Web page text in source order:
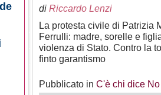
di Riccardo Lenzi
La protesta civile di Patrizia
Ferrulli: madre, sorelle e
violenza di Stato. Contro la
finto garantismo
Pubblicato in C'è chi dice No